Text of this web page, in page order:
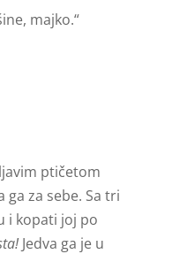
majko.“
ptičetom
ga za sebe. Sa tri
i kopati joj po
Jedva ga je u